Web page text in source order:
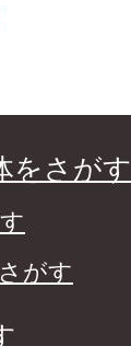
をさがす
がす